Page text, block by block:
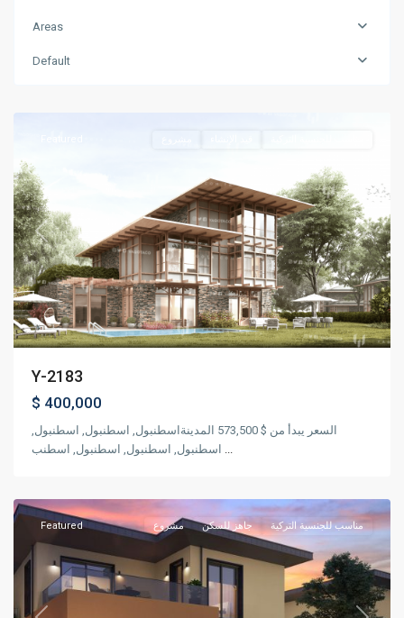
Areas
Default
Previous Next
Y-2183
$ 400,000
السعر يبدأ من $ 573,500 المدينةاسطنبول, اسطنبول, اسطنبول,
...
بيوك
Featured مشروع جاهز للسكن مناسب للجنسية التركية